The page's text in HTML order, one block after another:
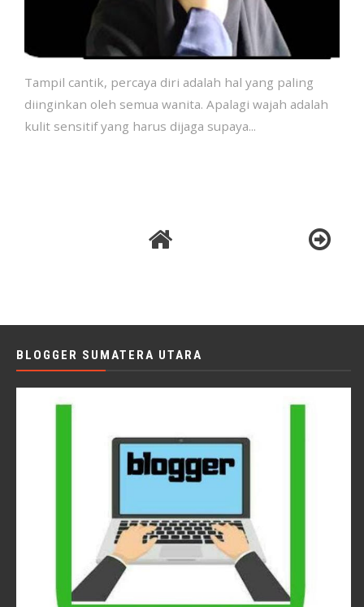
Tampil cantik, percaya diri adalah hal yang paling
diinginkan oleh semua wanita. Apalagi wajah adalah
kulit sensitif yang harus dijaga supaya...
BLOGGER SUMATERA UTARA